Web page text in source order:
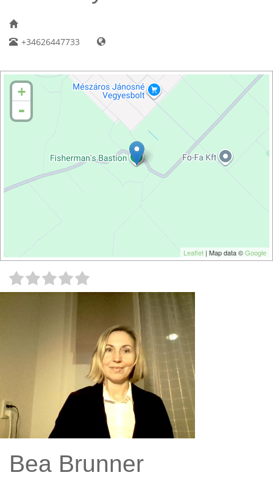
+34626447733
+
-
Leaflet | Map data ©Google
Bea Brunner